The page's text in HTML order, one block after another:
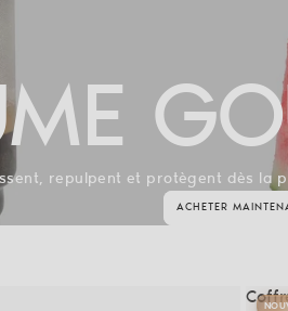
repulpent et protègent dès la
ACHETER